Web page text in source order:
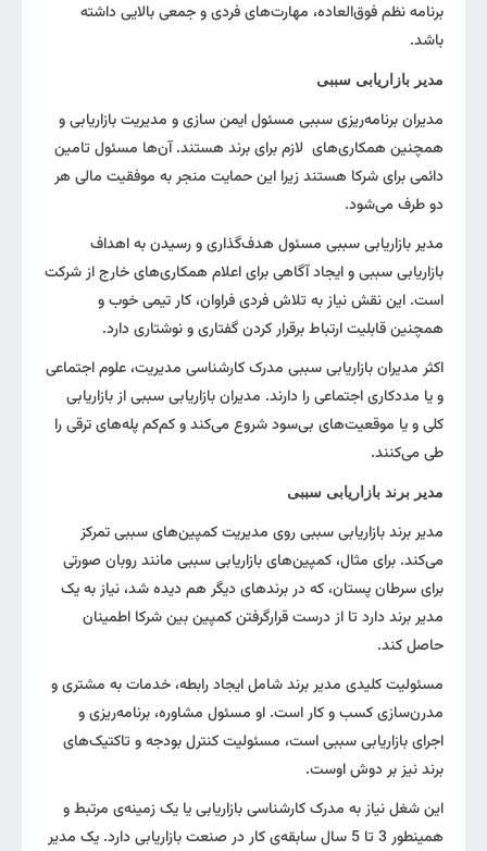
برنامه نظم فوق‌العاده، مهارت‌های ‌فردی و جمعی بالایی داشته
باشد.
مدیر بازاریابی سببی
مدیران برنامه‌ریزی سببی مسئول ایمن سازی و مدیریت بازاریابی و
همچنین همکاری‌های لازم برای برند هستند. آن‌ها مسئول تامین
دائمی برای شرکا هستند زیرا این حمایت منجر به موفقیت مالی هر
دو طرف می‌شود.
مدیر بازاریابی سببی مسئول هدف‌گذاری و رسیدن به اهداف
بازاریابی سببی و ایجاد آگاهی برای اعلام همکاری‌های خارج از شرکت
است. این نقش نیاز به تلاش فردی فراوان، کار تیمی خوب و
همچنین قابلیت ارتباط برقرار کردن گفتاری و نوشتاری دارد.
اکثر مدیران بازاریابی سببی مدرک کارشناسی مدیریت، علوم اجتماعی
و یا مددکاری اجتماعی را دارند. مدیران بازاریابی سببی از بازاریابی
کلی و یا موقعیت‌های بی‌سود شروع می‌کند و کم‌کم پله‌های ترقی را
طی می‌کنند.
مدیر برند بازاریابی سببی
مدیر برند بازاریابی سببی روی مدیریت کمپین‌های سببی تمرکز
می‌کند. برای مثال، کمپین‌های بازاریابی سببی مانند روبان صورتی
برای سرطان پستان، که در برند‌های دیگر هم دیده شد، نیاز به یک
مدیر برند دارد تا از درست قرارگرفتن کمپین بین شرکا اطمینان
حاصل کند.
مسئولیت کلیدی مدیر برند شامل ایجاد رابطه، خدمات به مشتری و
مدرن‌سازی کسب و کار است. او مسئول مشاوره، برنامه‌ریزی و
اجرای بازاریابی سببی است، مسئولیت کنترل بودجه و تاکتیک‌های
برند نیز بر دوش اوست.
این شغل نیاز به مدرک کارشناسی بازاریابی یا یک زمینه‌ی مرتبط و
همینطور 3 تا 5 سال سابقه‌ی کار در صنعت بازاریابی دارد. یک مدیر